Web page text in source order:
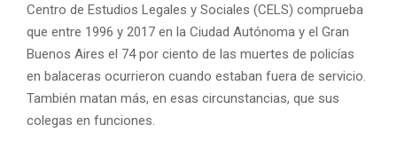
Centro de Estudios Legales y Sociales (CELS) comprueba
que entre 1996 y 2017 en la Ciudad Autónoma y el Gran
Buenos Aires el 74 por ciento de las muertes de policías
en balaceras ocurrieron cuando estaban fuera de servicio.
También matan más, en esas circunstancias, que sus
colegas en funciones.